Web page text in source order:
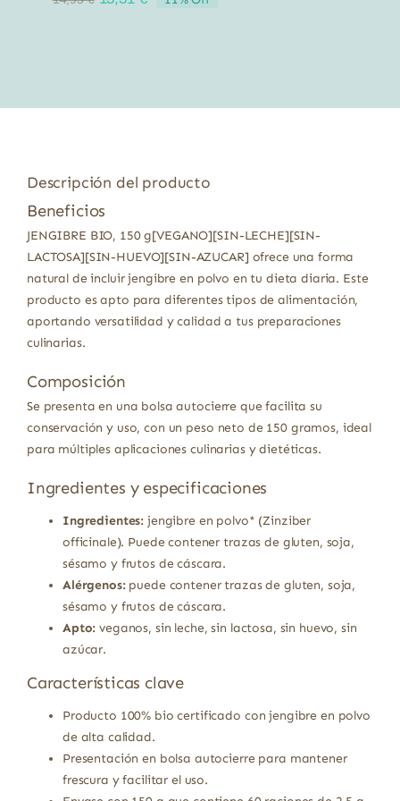
Descripción del producto
Beneficios
JENGIBRE BIO, 150 g[VEGANO][SIN-LECHE][SIN-
LACTOSA][SIN-HUEVO][SIN-AZUCAR] ofrece una forma
natural de incluir jengibre en polvo en tu dieta diaria. Este
producto es apto para diferentes tipos de alimentación,
aportando versatilidad y calidad a tus preparaciones
culinarias.
Composición
Se presenta en una bolsa autocierre que facilita su
conservación y uso, con un peso neto de 150 gramos, ideal
para múltiples aplicaciones culinarias y dietéticas.
Ingredientes y especificaciones
Ingredientes: jengibre en polvo* (Zinziber
officinale). Puede contener trazas de gluten, soja,
sésamo y frutos de cáscara.
Alérgenos:puede contener trazas de gluten, soja,
sésamo y frutos de cáscara.
Apto: veganos, sin leche, sin lactosa, sin huevo, sin
azúcar.
Características clave
Producto 100% bio certificado con jengibre en polvo
de alta calidad.
Presentación en bolsa autocierre para mantener
frescura y facilitar el uso.